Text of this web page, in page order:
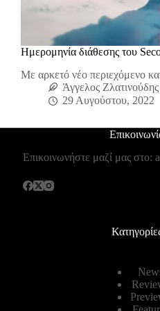
Ημερομηνία διάθεσης του
Με αρκετό νέο περιεχόμενο
Άγγελος Ζλατινούδης
29 Αυγούστου, 2022
Επικοινωνήστε μαζί μας στο: